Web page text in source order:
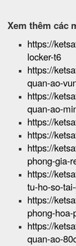
Xem thêm các
https://
locker-t6
https://
quan-ao-
https://
quan-ao-
https://
https://
https://
phong-gia-
https://
tu-ho-so-
https://
phong-hoa-
https://
quan-ao-